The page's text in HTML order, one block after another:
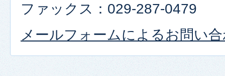
ファックス：029-287-0479
メールフォームによるお問い